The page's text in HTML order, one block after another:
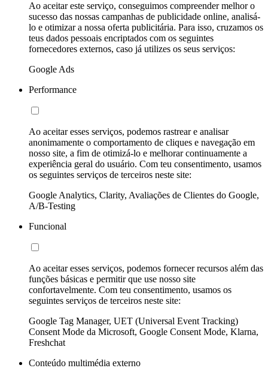
Ao aceitar este serviço, conseguimos compreender melhor o
sucesso das nossas campanhas de publicidade online, analisá-
lo e otimizar a nossa oferta publicitária. Para isso, cruzamos os
teus dados pessoais encriptados com os seguintes
fornecedores externos, caso já utilizes os seus serviços:
Google Ads
Performance
Ao aceitar esses serviços, podemos rastrear e analisar
anonimamente o comportamento de cliques e navegação em
nosso site, a fim de otimizá-lo e melhorar continuamente a
experiência geral do usuário. Com teu consentimento, usamos
os seguintes serviços de terceiros neste site:
Google Analytics, Clarity, Avaliações de Clientes do Google,
A/B-Testing
Funcional
Ao aceitar esses serviços, podemos fornecer recursos além das
funções básicas e permitir que use nosso site
confortavelmente. Com teu consentimento, usamos os
seguintes serviços de terceiros neste site:
Google Tag Manager, UET (Universal Event Tracking)
Consent Mode da Microsoft, Google Consent Mode, Klarna,
Freshchat
Conteúdo multimédia externo